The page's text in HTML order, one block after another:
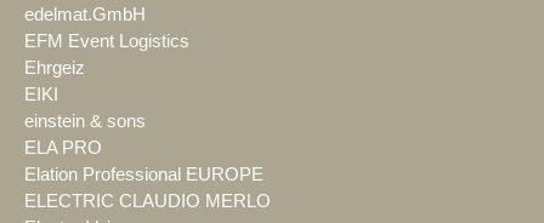
edelmat.GmbH
EFM Event Logistics
Ehrgeiz
EIKI
einstein & sons
ELA PRO
Elation Professional EUROPE
ELECTRIC CLAUDIO MERLO